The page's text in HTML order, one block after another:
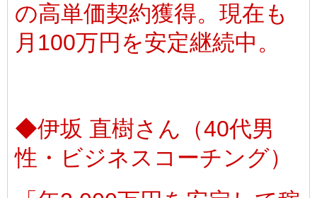
の高単価契約獲得。現在も
月100万円を安定継続中。
◆伊坂 直樹さん（40代男
性・ビジネスコーチング）